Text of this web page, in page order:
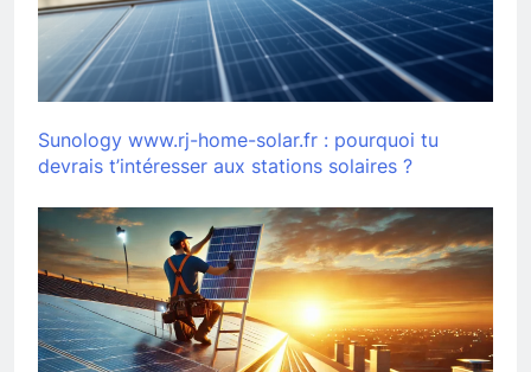
Sunology www.rj-home-solar.fr : pourquoi tu
devrais t’intéresser aux stations solaires ?